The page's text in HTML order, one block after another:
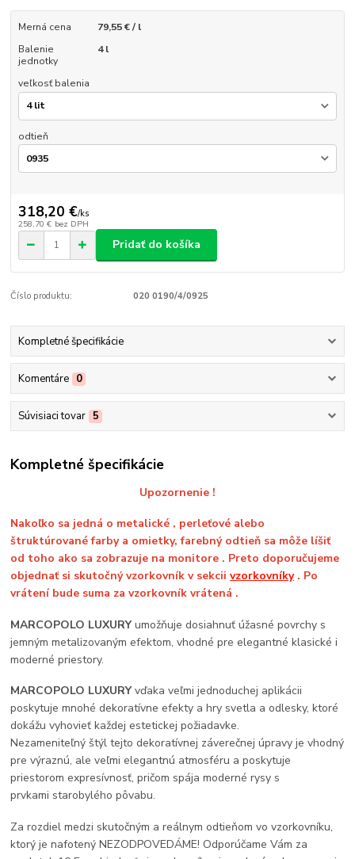
Merná cena
79,55 € / l
Balenie
jednotky
4 l
veľkosť balenia
odtieň
318,20 €/ks
258,70 € bez DPH
Pridať do košíka
Číslo produktu: 020 0190/4/0925
Kompletné špecifikácie
Komentáre 0
Súvisiaci tovar 5
Kompletné špecifikácie
Upozornenie !
Nakoľko sa jedná o metalické , perleťové alebo
štruktúrované farby a omietky, farebný odtieň sa môže líšiť
od toho ako sa zobrazuje na monitore . Preto doporučujeme
objednať si skutočný vzorkovník v sekciivzorkovníky. Po
vrátení bude suma za vzorkovník vrátená .
MARCOPOLO LUXURYumožňuje dosiahnuť úžasné povrchy s
jemným metalizovaným efektom, vhodné pre elegantné klasické i
moderné priestory.
MARCOPOLO LUXURYvďaka veľmi jednoduchej aplikácii
poskytuje mnohé dekoratívne efekty a hry svetla a odlesky, ktoré
dokážu vyhovieť každej estetickej požiadavke.
Nezameniteľný štýl tejto dekoratívnej záverečnej úpravy je vhodný
pre výraznú, ale veľmi elegantnú atmosféru a poskytuje
priestorom expresívnosť, pričom spája moderné rysy s
prvkami starobylého pôvabu.
Za rozdiel medzi skutočným a reálnym odtieňom vo vzorkovníku,
ktorý je nafotený NEZODPOVEDÁME! Odporúčame Vám za